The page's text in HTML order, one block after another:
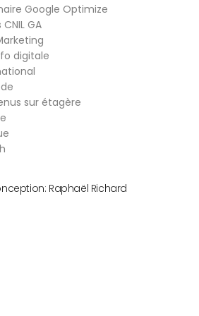
Google Optimize
GA
digitale
sur étagère
Raphaël Richard